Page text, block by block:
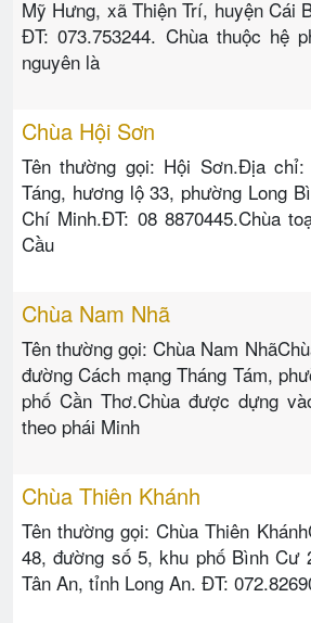
Mỹ Hưng, xã Thiện Trí, huyện Cái
ĐT: 073.753244. Chùa thuộc hệ
nguyên là
Chùa Hội Sơn
Tên thường gọi: Hội Sơn.Địa
Táng, hương lộ 33, phường Long
Chí Minh.ĐT: 08 8870445.Chùa
Cầu
Chùa Nam Nhã
Tên thường gọi: Chùa Nam
đường Cách mạng Tháng Tám,
phố Cần Thơ.Chùa được dựng
theo phái Minh
Chùa Thiên Khánh
Tên thường gọi: Chùa Thiên
48, đường số 5, khu phố Bình Cư
Tân An, tỉnh Long An. ĐT: